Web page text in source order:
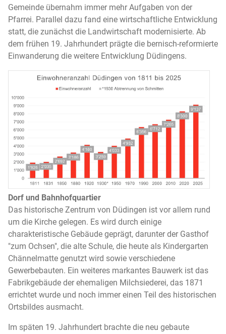
Gemeinde übernahm immer mehr Aufgaben von der
Pfarrei. Parallel dazu fand eine wirtschaftliche Entwicklung
statt, die zunächst die Landwirtschaft modernisierte. Ab
dem frühen 19. Jahrhundert prägte die bernisch-reformierte
Einwanderung die weitere Entwicklung Düdingens.
Dorf und Bahnhofquartier
Das historische Zentrum von Düdingen ist vor allem rund
um die Kirche gelegen. Es wird durch einige
charakteristische Gebäude geprägt, darunter der Gasthof
"zum Ochsen", die alte Schule, die heute als Kindergarten
Chännelmatte genutzt wird sowie verschiedene
Gewerbebauten. Ein weiteres markantes Bauwerk ist das
Fabrikgebäude der ehemaligen Milchsiederei, das 1871
errichtet wurde und noch immer einen Teil des historischen
Ortsbildes ausmacht.
Im späten 19. Jahrhundert brachte die neu gebaute